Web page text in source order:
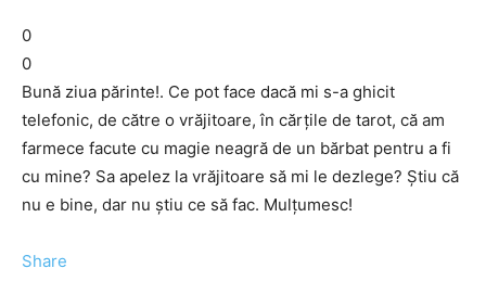
0
0
Bună ziua părinte!. Ce pot face dacă mi s-a ghicit
telefonic, de către o vrăjitoare, în cărțile de tarot, că am
farmece facute cu magie neagră de un bărbat pentru a fi
cu mine? Sa apelez la vrăjitoare să mi le dezlege? Știu că
nu e bine, dar nu știu ce să fac. Mulțumesc!
Share